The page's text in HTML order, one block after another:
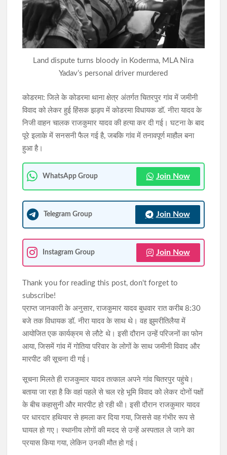
झारखंड में SIR के दौरान 63.24 लाख नोटिस जारी, रांची में सबसे अधिक
6.89 लाख मामले
विधानसभा घेराव की तैयारी
Land dispute turns bloody in Koderma, MLA Nira
Yadav’s personal driver murdered
कोडरमा: जिले के कोडरमा थाना क्षेत्र अंतर्गत चितरपुर गांव में जमीनी
विवाद को लेकर हुई हिंसक झड़प में कोडरमा विधायक डॉ. नीरा यादव के
निजी वाहन चालक राजकुमार यादव की हत्या कर दी गई। घटना के बाद
पूरे इलाके में सनसनी फैल गई है, जबकि गांव में तनावपूर्ण माहौल बना
हुआ है।
WhatsApp Group Join Now
Telegram Group Join Now
Instagram Group Join Now
Thank you for reading this post, don't forget to
subscribe!
प्राप्त जानकारी के अनुसार, राजकुमार यादव बुधवार रात करीब 8:30
बजे तक विधायक डॉ. नीरा यादव के साथ थे। वह झुमरीतिलैया में
आयोजित एक कार्यक्रम से लौटे थे। इसी दौरान उन्हें परिजनों का फोन
आया, जिसमें गांव में गोतिया परिवार के लोगों के साथ जमीनी विवाद और
मारपीट की सूचना दी गई।
सूचना मिलते ही राजकुमार यादव तत्काल अपने गांव चितरपुर पहुंचे।
बताया जा रहा है कि वहां पहले से चल रहे भूमि विवाद को लेकर दोनों पक्षों
के बीच कहासुनी और मारपीट हो रही थी। इसी दौरान राजकुमार यादव
पर धारदार हथियार से हमला कर दिया गया, जिससे वह गंभीर रूप से
घायल हो गए। स्थानीय लोगों की मदद से उन्हें अस्पताल ले जाने का
प्रयास किया गया, लेकिन उनकी मौत हो गई।